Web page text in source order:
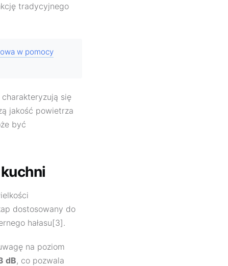
tradycyjnego
w pomocy
się
jakość powietrza
być
dostosowany do
hałasu[3].
na poziom
dB, co pozwala